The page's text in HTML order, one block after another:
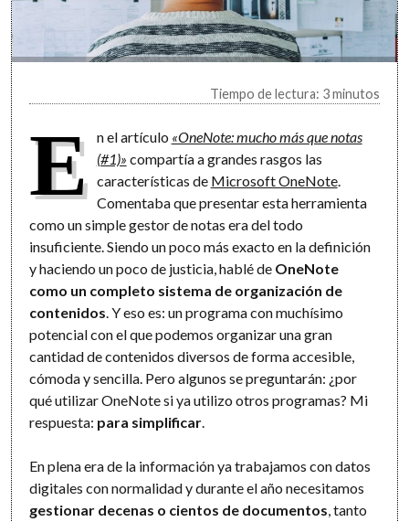
Tiempo de lectura: 3 minutos
E n el artículo «OneNote: mucho más que notas
(#1)» compartía a grandes rasgos las
características de Microsoft OneNote.
Comentaba que presentar esta herramienta
como un simple gestor de notas era del todo
insuficiente. Siendo un poco más exacto en la definición
y haciendo un poco de justicia, hablé de OneNote
como un completo sistema de organización de
contenidos . Y eso es: un programa con muchísimo
potencial con el que podemos organizar una gran
cantidad de contenidos diversos de forma accesible,
cómoda y sencilla. Pero algunos se preguntarán: ¿por
qué utilizar OneNote si ya utilizo otros programas? Mi
respuesta: para simplificar
En plena era de la información ya trabajamos con datos
digitales con normalidad y durante el año necesitamos
gestionar decenas o cientos de documentos , tanto